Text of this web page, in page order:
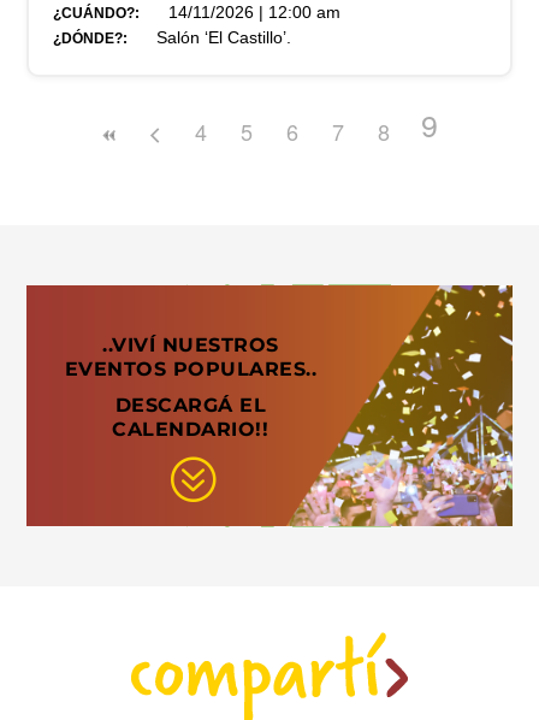
¿CUÁNDO?: 14/11/2026 | 12:00 am
¿DÓNDE?: Salón ‘El Castillo’.
4 5 6 7 8 9
..VIVÍ NUESTROS
EVENTOS POPULARES..
DESCARGÁ EL
CALENDARIO!!
?